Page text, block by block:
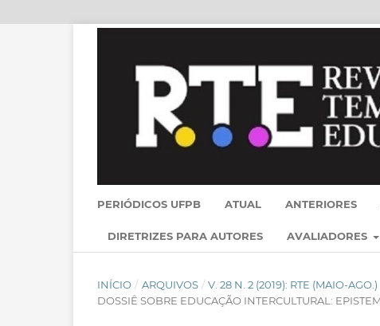
PERIÓDICOS UFPB ATUAL ANTERIORES
DIRETRIZES PARA AUTORES AVALIADORES
INÍCIO / ARQUIVOS / V. 28 N. 2 (2019): RTE (MAIO-AGO.)
DOSSIÊ SOBRE EDUCAÇÃO INTERCULTURAL: